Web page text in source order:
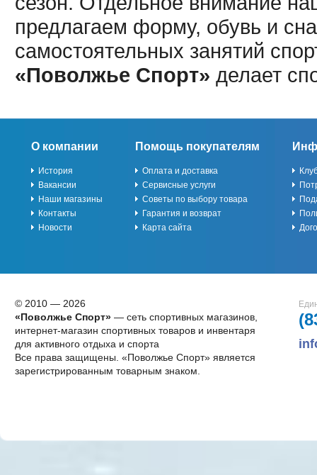
предлагаем форму, обувь и
самостоятельных занятий
«Поволжье Спорт» делает
О компании
История
Вакансии
Наши магазины
Контакты
Новости
Помощь покупателям
Оплата и доставка
Сервисные услуги
Советы по выбору товара
Гарантия и возврат
Карта сайта
© 2010 — 2026
«Поволжье Спорт»— сеть спортивных магазинов,
интернет-магазин спортивных товаров и инвентаря
для активного отдыха и спорта
Все права защищены. «Поволжье Спорт» является
зарегистрированным товарным знаком.